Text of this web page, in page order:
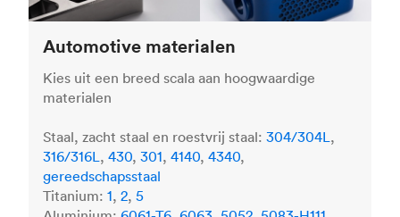
Automotive materialen
Kies uit een breed scala aan hoogwaardige
materialen
Staal, zacht staal en roestvrij staal: 304/304L ,
316/316L , 430, 301, 4140, 4340,
gereedschapsstaal
Titanium: 1, 2, 5